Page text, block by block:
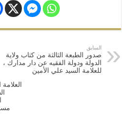
السابق
صدور الطبعة الثالثة من كتاب ولاية
الدولة ودولة الفقيه عن دار مدارك ،
للعلامة السيد علي الأمين